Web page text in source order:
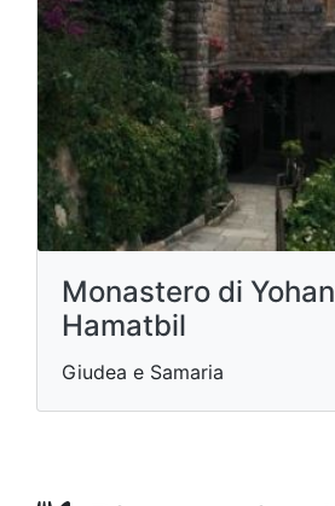
Monastero di
Hamatbil
Giudea e Samaria